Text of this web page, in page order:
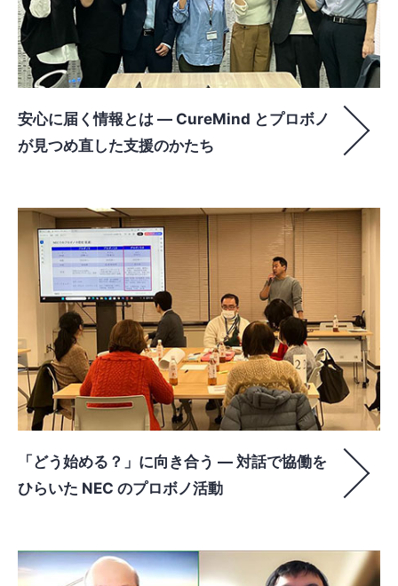
安心に届く情報とは ― CureMind とプロボノ
が見つめ直した支援のかたち
「どう始める？」に向き合う ― 対話で協働を
ひらいた NEC のプロボノ活動